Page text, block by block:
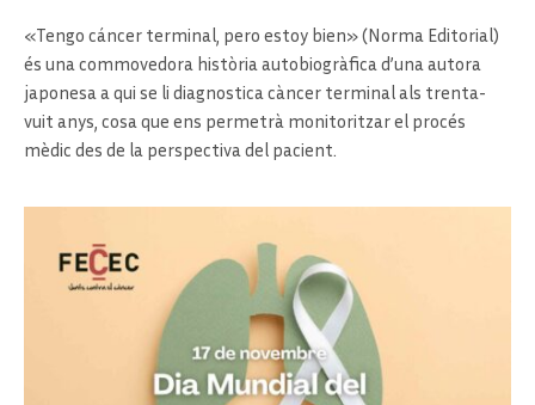
«Tengo cáncer terminal, pero estoy bien» (Norma Editorial)
és una commovedora història autobiogràfica d’una autora
japonesa a qui se li diagnostica càncer terminal als trenta-
vuit anys, cosa que ens permetrà monitoritzar el procés
mèdic des de la perspectiva del pacient.